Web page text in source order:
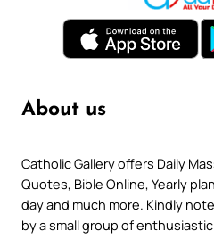
About us
Catholic Gallery offers Daily
Quotes, Bible Online, Yearly
day and much more. Kindly
by a small group of